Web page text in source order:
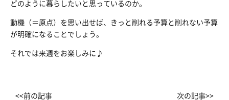
どのように暮らしたいと思っているのか。
動機（＝原点）を思い出せば、きっと削れる予算と削れない予算
が明確になることでしょう。
それでは来週をお楽しみに♪
<<前の記事 次の記事>>